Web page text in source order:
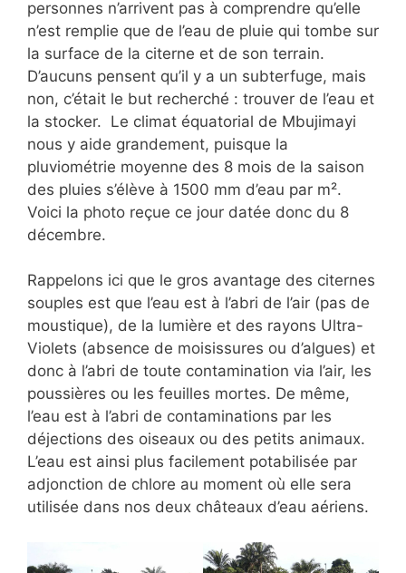
personnes n’arrivent pas à comprendre qu’elle
n’est remplie que de l’eau de pluie qui tombe sur
la surface de la citerne et de son terrain.
D’aucuns pensent qu’il y a un subterfuge, mais
non, c’était le but recherché : trouver de l’eau et
la stocker. Le climat équatorial de Mbujimayi
nous y aide grandement, puisque la
pluviométrie moyenne des 8 mois de la saison
des pluies s’élève à 1500 mm d’eau par m².
Voici la photo reçue ce jour datée donc du 8
décembre.
Rappelons ici que le gros avantage des citernes
souples est que l’eau est à l’abri de l’air (pas de
moustique), de la lumière et des rayons Ultra-
Violets (absence de moisissures ou d’algues) et
donc à l’abri de toute contamination via l’air, les
poussières ou les feuilles mortes. De même,
l’eau est à l’abri de contaminations par les
déjections des oiseaux ou des petits animaux.
L’eau est ainsi plus facilement potabilisée par
adjonction de chlore au moment où elle sera
utilisée dans nos deux châteaux d’eau aériens.